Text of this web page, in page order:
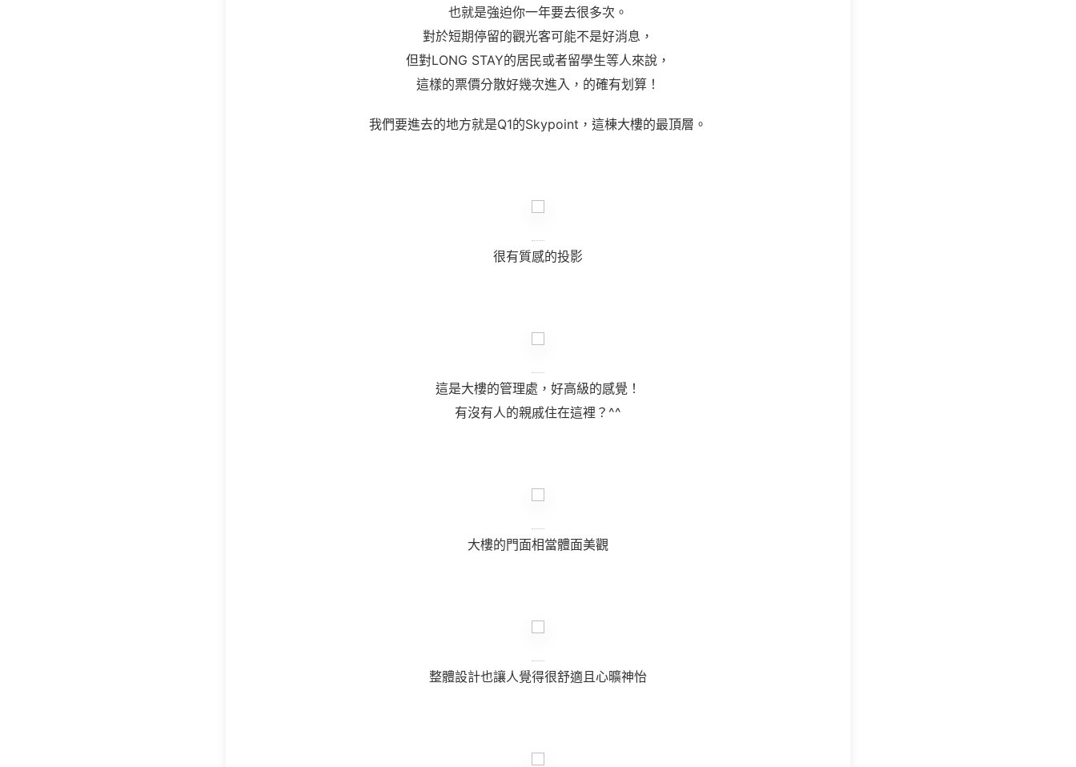
也就是強迫你一年要去很多次。
對於短期停留的觀光客可能不是好消息，
但對LONG STAY的居民或者留學生等人來說，
這樣的票價分散好幾次進入，的確有划算！
我們要進去的地方就是Q1的Skypoint ，這棟大樓的最頂層。
很有質感的投影
這是大樓的管理處，好高級的感覺！
有沒有人的親戚住在這裡？ ^^
大樓的門面相當體面美觀
整體設計也讓人覺得很舒適且心曠神怡